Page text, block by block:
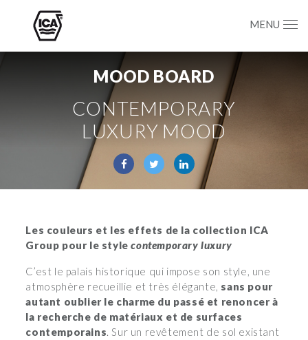
MENU
MOOD BOARD
CONTEMPORARY
LUXURY MOOD
Les couleurs et les effets de la collection ICA
Group pour le stylecontemporary luxury
C’est le palais historique qui impose son style, une
atmosphère recueillie et très élégante, sans pour
autant oublier le charme du passé et renoncer à
la recherche de matériaux et de surfaces
contemporains. Sur un revêtement de sol existant